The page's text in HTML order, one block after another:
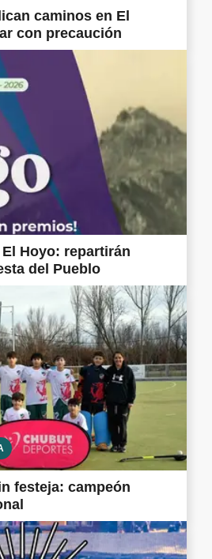
caminos en El
con precaución
Hoyo: repartirán
del Pueblo
festeja: campeón